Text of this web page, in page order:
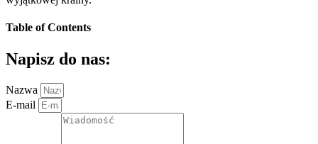
Table of Contents
Napisz do nas:
Nazwa
E-mail